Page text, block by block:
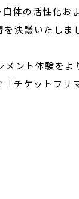
体の活性化お
決議いたしま
ント体験をよ
チケットフリ